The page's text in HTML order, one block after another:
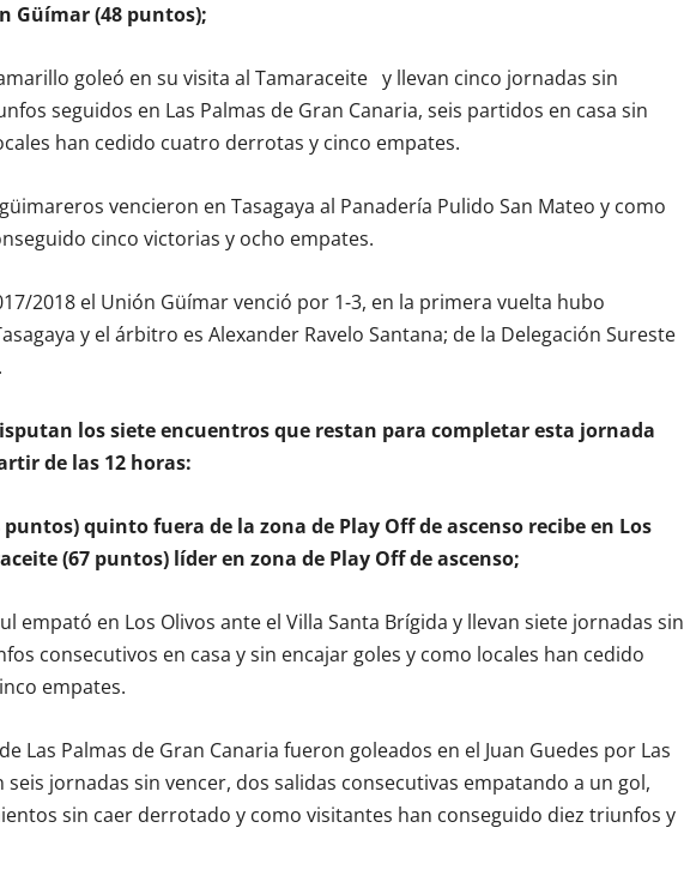
Güímar (48 puntos);
goleó en su visita al Tamaraceite y llevan cinco jornadas sin
seguidos en Las Palmas de Gran Canaria, seis partidos en casa sin
han cedido cuatro derrotas y cinco empates.
vencieron en Tasagaya al Panadería Pulido San Mateo y como
cinco victorias y ocho empates.
2018 el Unión Güímar venció por 1-3, en la primera vuelta hubo
y el árbitro es Alexander Ravelo Santana; de la Delegación Sureste
los siete encuentros que restan para completar esta jornada
de las 12 horas:
puntos) quinto fuera de la zona de Play Off de ascenso recibe en Los
(67 puntos) líder en zona de Play Off de ascenso;
empató en Los Olivos ante el Villa Santa Brígida y llevan siete jornadas sin
consecutivos en casa y sin encajar goles y como locales han cedido
empates.
Las Palmas de Gran Canaria fueron goleados en el Juan Guedes por Las
seis jornadas sin vencer, dos salidas consecutivas empatando a un gol,
sin caer derrotado y como visitantes han conseguido diez triunfos y